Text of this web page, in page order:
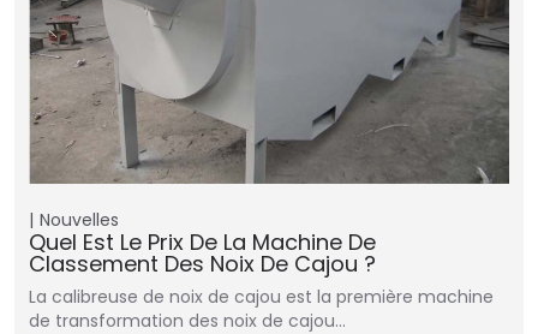
Nouvelles
Quel Est Le Prix De La Machine De
Classement Des Noix De Cajou ?
La calibreuse de noix de cajou est la première machine
de transformation des noix de cajou…